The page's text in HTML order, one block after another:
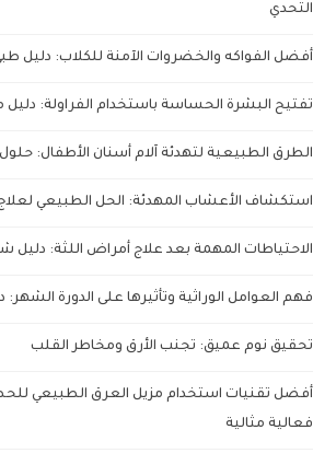
التحدي
أفضل الفواكه والخضروات الآمنة للكلاب: دليل
تفتيح البشرة الحساسة باستخدام الفراولة:
الطرق الطبيعية لتهدئة آلام أسنان الأطفال:
استكشاف الأعشاب المهدئة: الحل الطبيعي لعلاج
الاحتياطات المهمة بعد علاج أمراض اللثة: دليل
فهم العوامل الوراثية وتأثيرها على الدورة
تحقيق نوم عميق: تجنب الأرق ومخاطر القلب
أفضل تقنيات استخدام مزيل العرق الطبيعي
فعالية مثالية